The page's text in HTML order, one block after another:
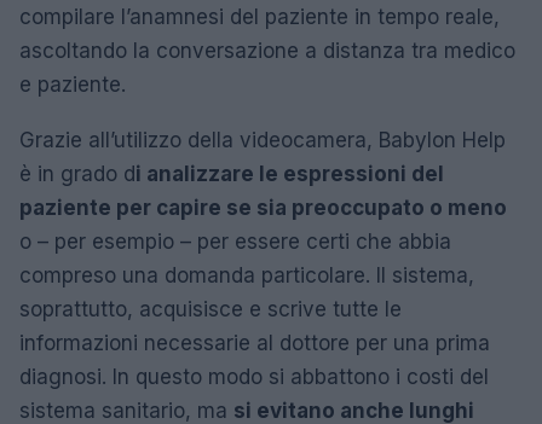
compilare l’anamnesi del paziente in tempo reale,
ascoltando la conversazione a distanza tra medico
e paziente.
Grazie all’utilizzo della videocamera, Babylon Help
è in grado di analizzare le espressioni del
paziente per capire se sia preoccupato o meno
o – per esempio – per essere certi che abbia
compreso una domanda particolare. Il sistema,
soprattutto, acquisisce e scrive tutte le
informazioni necessarie al dottore per una prima
diagnosi. In questo modo si abbattono i costi del
sistema sanitario, ma si evitano anche lunghi